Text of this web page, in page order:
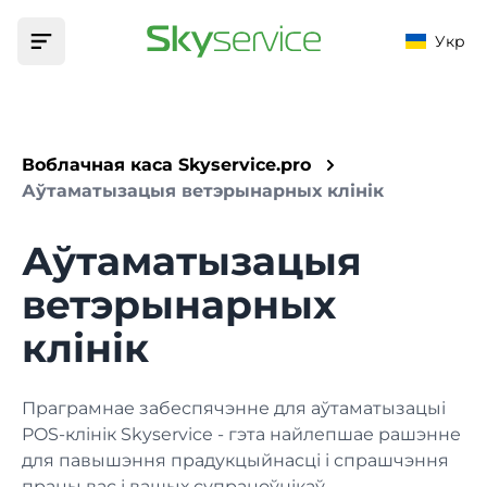
Укр
Прадукт
Фіскалізацыя
Меню
Тавары, тэхналагічныя карты і мадыфікатары
Маркетынг
Кліенты, бонусы, акцыі і зніжкі
УСТАНОВЫ
Бар
Кафэ
Цэны
Падтрымка
Дапаможа знайсці адказ на любое пытанне
Прыкладанні
Запампуйце праграму на сваю прыладу
Воблачная каса Skyservice.pro
Аўтаматызацыя ветэрынарных клінік
Аўтаматызацыя
ветэрынарных
клінік
Праграмнае забеспячэнне для аўтаматызацыі
POS-клінік Skyservice - гэта найлепшае рашэнне
для павышэння прадукцыйнасці і спрашчэння